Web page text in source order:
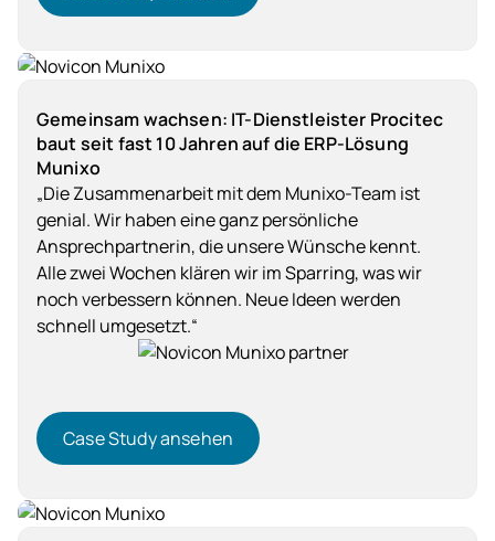
Dienstleistung
Gemeinsam wachsen: IT-Dienstleister Procitec
baut seit fast 10 Jahren auf die ERP-Lösung
Munixo
„Die Zusammenarbeit mit dem Munixo-Team ist
genial. Wir haben eine ganz persönliche
Ansprechpartnerin, die unsere Wünsche kennt.
Alle zwei Wochen klären wir im Sparring, was wir
noch verbessern können. Neue Ideen werden
schnell umgesetzt.“
Case Study ansehen